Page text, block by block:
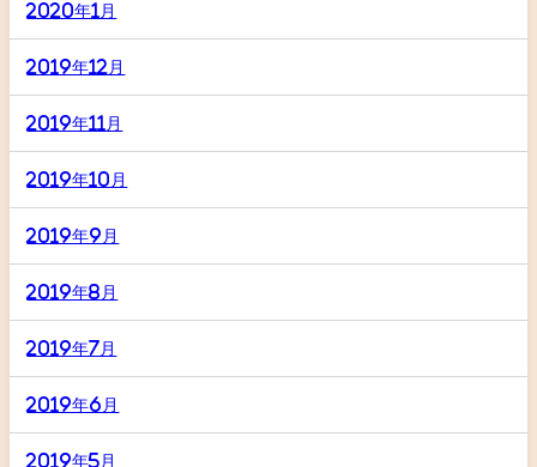
2020年1月
2019年12月
2019年11月
2019年10月
2019年9月
2019年8月
2019年7月
2019年6月
2019年5月